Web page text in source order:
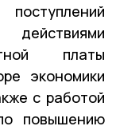
платы
экономики
с работой
повышению